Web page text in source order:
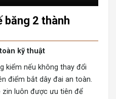
băng 2 thành
kỹ thuật
kiểm nếu không thay đổi
điểm bắt dây đai an toàn.
zin luôn được ưu tiên để